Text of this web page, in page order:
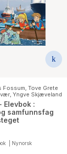
Fossum, Tove Grete
, Yngve Skjæveland
Elevbok :
samfunnsfag
Nynorsk